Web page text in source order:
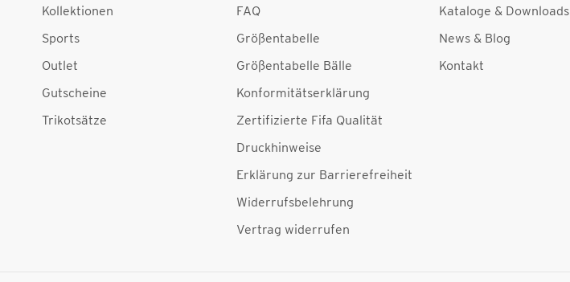
Kollektionen
Sports
Outlet
Gutscheine
Trikotsätze
FAQ
Größentabelle
Größentabelle Bälle
Konformitätserklärung
Zertifizierte Fifa Qualität
Druckhinweise
Erklärung zur Barrierefreiheit
Widerrufsbelehrung
Vertrag widerrufen
Kataloge & Downloads
News & Blog
Kontakt